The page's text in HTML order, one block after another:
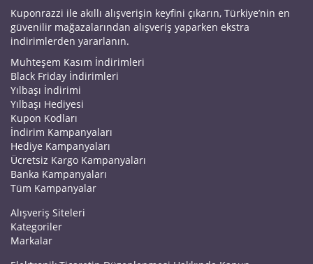
Kuponrazzi ile akıllı alışverişin keyfini çıkarın, Türkiye’nin en
güvenilir mağazalarından alışveriş yaparken ekstra
indirimlerden yararlanın.
Muhteşem Kasım İndirimleri
Black Friday İndirimleri
Yılbaşı İndirimi
Yılbaşı Hediyesi
Kupon Kodları
İndirim Kampanyaları
Hediye Kampanyaları
Ücretsiz Kargo Kampanyaları
Banka Kampanyaları
Tüm Kampanyalar
Alışveriş Siteleri
Kategoriler
Markalar